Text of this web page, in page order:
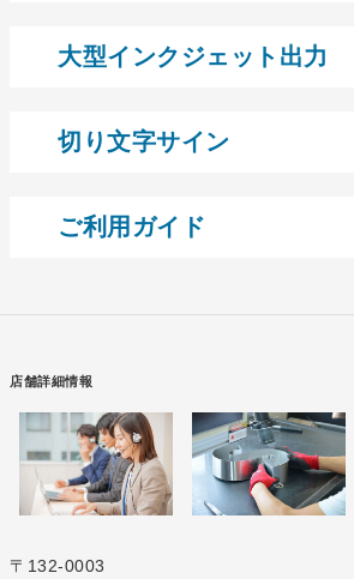
大型インクジェット出力
切り文字サイン
ご利用ガイド
店舗詳細情報
〒132-0003